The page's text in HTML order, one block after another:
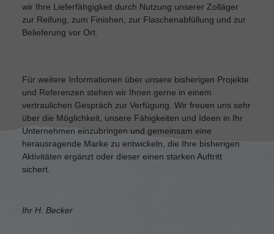
wir Ihre Lieferfähgigkeit durch Nutzung unserer Zolläger
zur Reifung, zum Finishen, zur Flaschenabfüllung und zur
Belieferung vor Ort.
Für weitere Informationen über unsere bisherigen Projekte
und Referenzen stehen wir Ihnen gerne in einem
vertraulichen Gespräch zur Verfügung. Wir freuen uns sehr
über die Möglichkeit, unsere Fähigkeiten und Ideen in Ihr
Unternehmen einzubringen und gemeinsam eine
herausragende Marke zu entwickeln, die Ihre bisherigen
Aktivitäten ergänzt oder dieser einen starken Auftritt
sichert.
Ihr H. Becker